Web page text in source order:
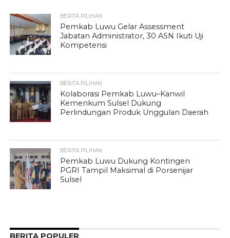
BERITA PILIHAN
Pemkab Luwu Gelar Assessment
Jabatan Administrator, 30 ASN Ikuti Uji
Kompetensi
BERITA PILIHAN
Kolaborasi Pemkab Luwu–Kanwil
Kemenkum Sulsel Dukung
Perlindungan Produk Unggulan Daerah
BERITA PILIHAN
Pemkab Luwu Dukung Kontingen
PGRI Tampil Maksimal di Porsenijar
Sulsel
BERITA POPULER